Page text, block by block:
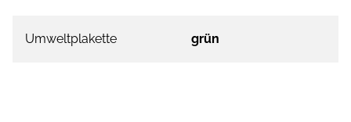
Umweltplakette grün